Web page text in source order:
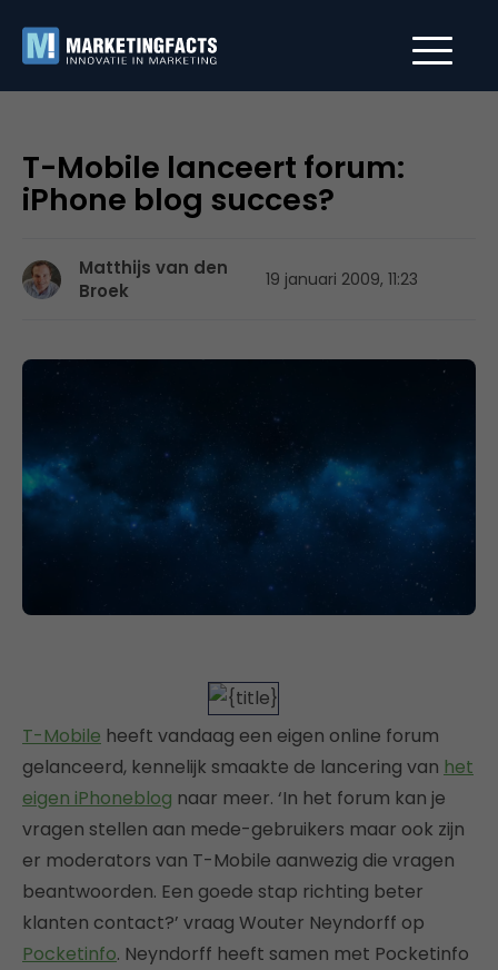
T-Mobile lanceert forum:
iPhone blog succes?
Matthijs van den
Broek
19 januari 2009, 11:23
T-Mobile heeft vandaag een eigen online forum
gelanceerd, kennelijk smaakte de lancering van het
eigen iPhoneblog naar meer. ‘In het forum kan je
vragen stellen aan mede-gebruikers maar ook zijn
er moderators van T-Mobile aanwezig die vragen
beantwoorden. Een goede stap richting beter
klanten contact?’ vraag Wouter Neyndorff op
Pocketinfo. Neyndorff heeft samen met Pocketinfo